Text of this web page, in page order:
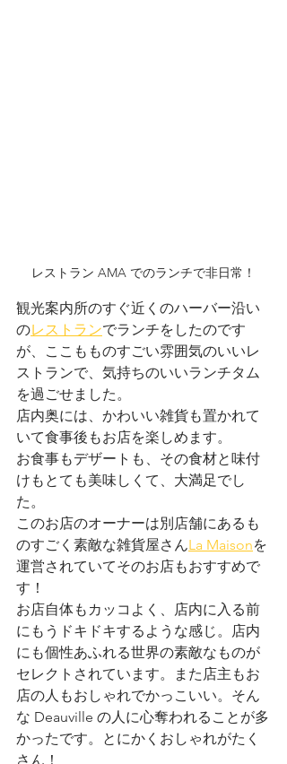
レストラン AMA でのランチで非日常！
観光案内所のすぐ近くのハーバー沿い
のレストランでランチをしたのです
が、ここもものすごい雰囲気のいいレ
ストランで、気持ちのいいランチタム
を過ごせました。
店内奥には、かわいい雑貨も置かれて
いて食事後もお店を楽しめます。
お食事もデザートも、その食材と味付
けもとても美味しくて、大満足でし
た。
このお店のオーナーは別店舗にあるも
のすごく素敵な雑貨屋さんLa Maisonを
運営されていてそのお店もおすすめで
す！
お店自体もカッコよく、店内に入る前
にもうドキドキするような感じ。店内
にも個性あふれる世界の素敵なものが
セレクトされています。また店主もお
店の人もおしゃれでかっこいい。そん
な Deauville の人に心奪われることが多
かったです。とにかくおしゃれがたく
さん！